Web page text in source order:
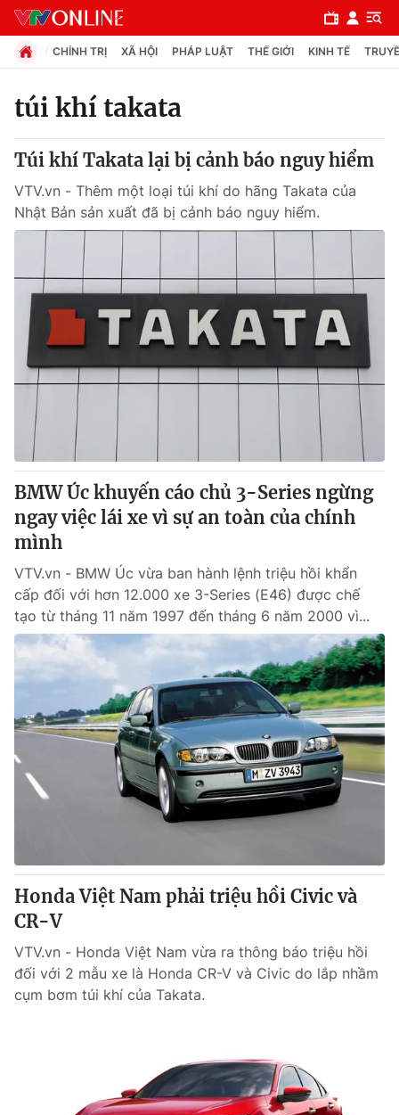
Chuyên mục
Xã hội
Pháp luật
Y tế
Thế giới
Tin tức
Thế giới đó đây
Câu chuyện quốc tế
Kinh tế
Tài chính
Thị trường
Góc doanh nghiệp
Dữ liệu và đời sống
Truyền hình
Phim VTV
Hậu trường
Nhân vật
Khán giả
Giải sao mai
Giải trí
Điện ảnh
Âm nhạc
Đời sống
Du lịch
Làm đẹp
Chất lượng cuộc sống
Tuyển sinh
Học trực tuyến
Công nghệ
Hitech Công nghệ tương lai
Tư vấn
Giao lưu trực tuyến
Chuyên mục khác
Emagazine Podcast
Photo Infographic
VTV Money VTV Thể thao
CHÍNH TRỊ XÃ HỘI PHÁP LUẬT THẾ GIỚI KINH TẾ
túi khí takata
Túi khí Takata lại bị cảnh báo nguy hiểm
VTV.vn - Thêm một loại túi khí do hãng Takata của
Nhật Bản sản xuất đã bị cảnh báo nguy hiểm.
BMW Úc khuyến cáo chủ 3-Series ngừng
ngay việc lái xe vì sự an toàn của chính
mình
VTV.vn - BMW Úc vừa ban hành lệnh triệu hồi khẩn
cấp đối với hơn 12.000 xe 3-Series (E46) được chế
tạo từ tháng 11 năm 1997 đến tháng 6 năm 2000 vì...
Honda Việt Nam phải triệu hồi Civic và
CR-V
VTV.vn - Honda Việt Nam vừa ra thông báo triệu hồi
đối với 2 mẫu xe là Honda CR-V và Civic do lắp nhầm
cụm bơm túi khí của Takata.